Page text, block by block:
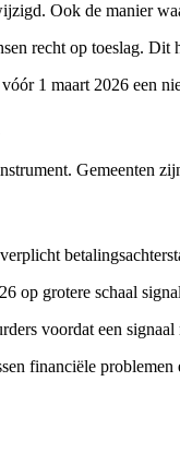
Ook de manier
recht op toeslag.
1 maart 2026 een
Gemeenten
op grotere schaal
voordat een signaal
financiële